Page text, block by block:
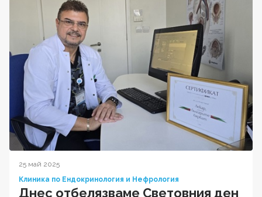
25 май 2025
Клиника по Ендокринология и Нефрология
Днес отбелязваме Световния ден